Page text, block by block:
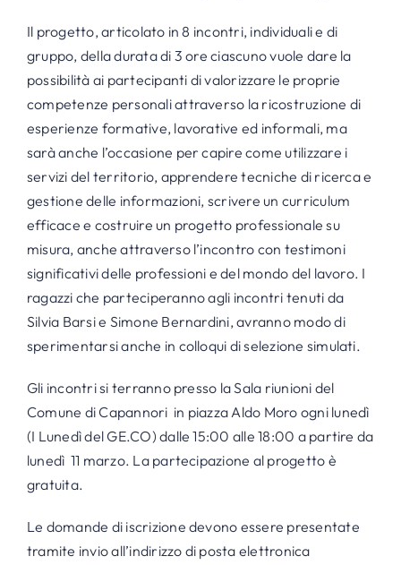
Il progetto, articolato in 8 incontri, individuali e di
gruppo, della durata di 3 ore ciascuno vuole dare la
possibilità ai partecipanti di valorizzare le proprie
competenze personali attraverso la ricostruzione di
esperienze formative, lavorative ed informali, ma
sarà anche l’occasione per capire come utilizzare i
servizi del territorio, apprendere tecniche di ricerca e
gestione delle informazioni, scrivere un curriculum
efficace e costruire un progetto professionale su
misura, anche attraverso l’incontro con testimoni
significativi delle professioni e del mondo del lavoro. I
ragazzi che parteciperanno agli incontri tenuti da
Silvia Barsi e Simone Bernardini, avranno modo di
sperimentarsi anche in colloqui di selezione simulati.
Gli incontri si terranno presso la Sala riunioni del
Comune di Capannori in piazza Aldo Moro ogni lunedì
(I Lunedì del GE.CO) dalle 15:00 alle 18:00 a partire da
lunedì 11 marzo. La partecipazione al progetto è
gratuita.
Le domande di iscrizione devono essere presentate
tramite invio all’indirizzo di posta elettronica